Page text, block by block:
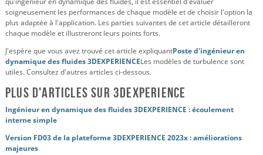
soigneusement les performances de chaque modèle et de choisir l'option la
plus adaptée à l'application. Les parties suivantes de cet article détailleront
chaque modèle et illustreront leurs points forts.
J'espère que vous avez trouvé cet article expliquantPoste d'ingénieur en
dynamique des fluides 3DEXPERIENCELes modèles de turbulence sont
utiles. Consultez d'autres articles ci-dessous.
Plus d'articles sur 3DEXPERIENCE
Ingénieur en dynamique des fluides 3DEXPERIENCE : écoulement
interne simple
Version FD03 de la plateforme 3DEXPERIENCE 2023x : améliorations
majeures